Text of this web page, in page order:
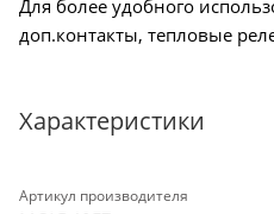
Для более удобного
доп.контакты, тепловые
Характеристики
Артикул производителя